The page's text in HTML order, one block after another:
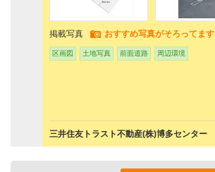
掲載写真 おすすめ写真がそろってます
区画図 土地写真 前面道路 周辺環境
三井住友トラスト不動産(株)博多センター